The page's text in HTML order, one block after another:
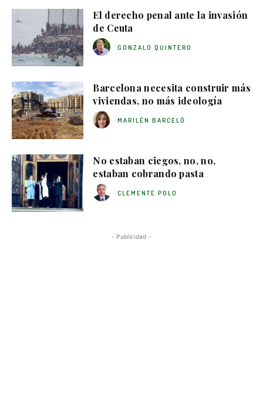
El derecho penal ante la invasión
de Ceuta
GONZALO QUINTERO
Barcelona necesita construir más
viviendas, no más ideología
MARILÉN BARCELÓ
No estaban ciegos, no, no,
estaban cobrando pasta
CLEMENTE POLO
- Publicidad -